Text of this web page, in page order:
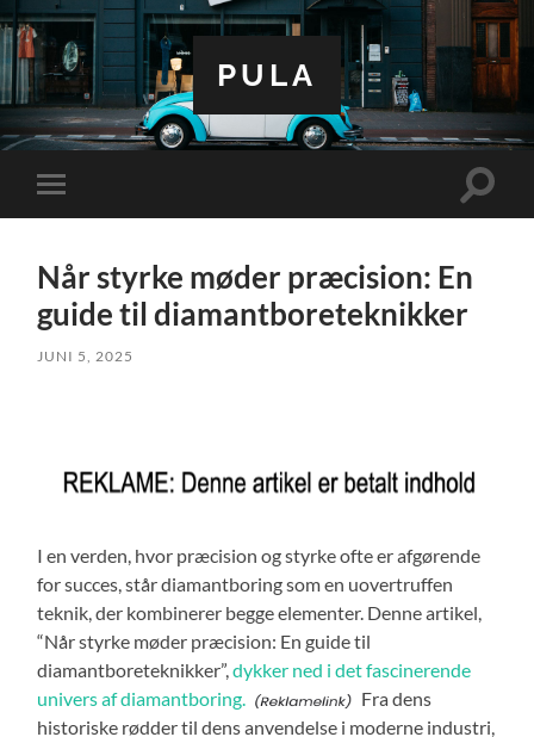
PULA
Toggle
mobile
Toggle
Når styrke møder præcision: En
guide til diamantboreteknikker
JUNI 5, 2025
I en verden, hvor præcision og styrke ofte er afgørende
for succes, står diamantboring som en uovertruffen
teknik, der kombinerer begge elementer. Denne artikel,
“Når styrke møder præcision: En guide til
diamantboreteknikker”,dykker ned i det fascinerende
univers af diamantboring.
Fra dens
historiske rødder til dens anvendelse i moderne industri,